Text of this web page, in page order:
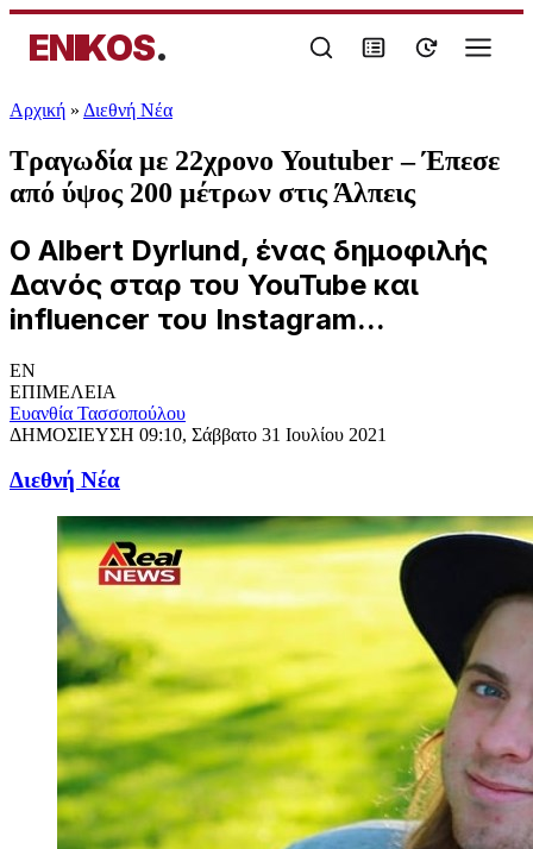
ENIKOS.
Αρχική » Διεθνή Νέα
Τραγωδία με 22χρονο Youtuber – Έπεσε
από ύψος 200 μέτρων στις Άλπεις
Ο Albert Dyrlund, ένας δημοφιλής
Δανός σταρ του YouTube και
influencer του Instagram...
EN
ΕΠΙΜΕΛΕΙΑ
Ευανθία Τασσοπούλου
ΔΗΜΟΣΙΕΥΣΗ 09:10, Σάββατο 31 Ιουλίου 2021
Διεθνή Νέα